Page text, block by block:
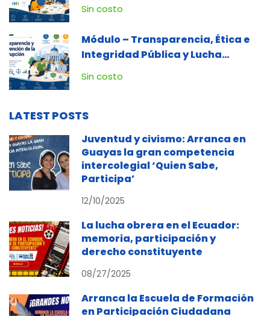
Sin costo
Módulo – Transparencia, Ética e
Integridad Pública y Lucha
Contra la Corrupción
Sin costo
LATEST POSTS
Juventud y civismo: Arranca en
Guayas la gran competencia
intercolegial ‘Quien Sabe,
Participa’
12/10/2025
La lucha obrera en el Ecuador:
memoria, participación y
derecho constituyente
08/27/2025
Arranca la Escuela de Formación
en Participación Ciudadana